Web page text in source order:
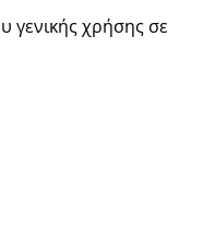
γενικής χρήσης σε